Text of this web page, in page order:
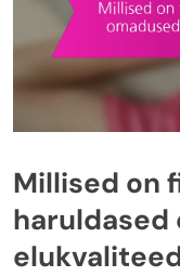
Millised on
haruldased